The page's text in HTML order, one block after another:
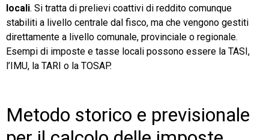
locali. Si tratta di prelievi coattivi di reddito comunque
stabiliti a livello centrale dal fisco, ma che vengono gestiti
direttamente a livello comunale, provinciale o regionale.
Esempi di imposte e tasse locali possono essere la TASI,
l’IMU, la TARI o la TOSAP.
Metodo storico e previsionale